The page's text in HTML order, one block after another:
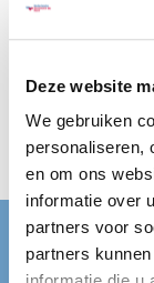
Deze website
We gebruiken
personaliseren,
en om ons
informatie over
partners voor
partners
ex btw
Nederlandse
Mercatorlaan